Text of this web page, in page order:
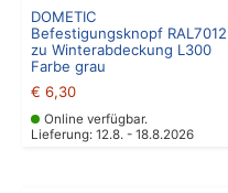
DOMETIC
Befestigungsknopf RAL7012
zu Winterabdeckung L300
Farbe grau
€ 6,30
Online verfügbar.
Lieferung: 12.8. - 18.8.2026